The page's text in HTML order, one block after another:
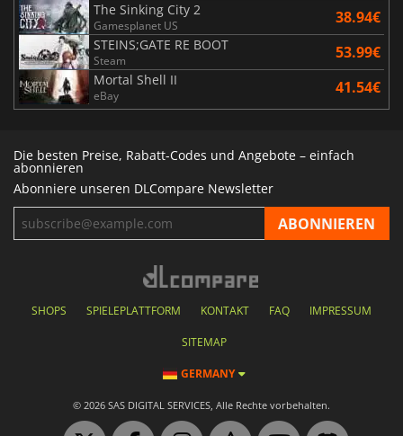
The Sinking City 2
Gamesplanet US 38.94€
STEINS;GATE RE BOOT
Steam 53.99€
Mortal Shell II
eBay 41.54€
Die besten Preise, Rabatt-Codes und Angebote – einfach
abonnieren
Abonniere unseren DLCompare Newsletter
SHOPS SPIELEPLATTFORM KONTAKT FAQ IMPRESSUM
SITEMAP
GERMANY
© 2026 SAS DIGITAL SERVICES, Alle Rechte vorbehalten.